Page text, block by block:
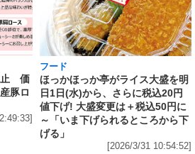
止 価
豚ロ
フード
ほっかほっか亭がライス大盛を明
日1日(水)から、さらに税込20円
値下げ! 大盛変更は＋税込50円に
～「いま下げられるところから下
げる」
[2026/3/31 10:54:52]